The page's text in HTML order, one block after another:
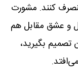
کنند. مشورت
و عشق مقابل هم
تصمیم بگیرید،